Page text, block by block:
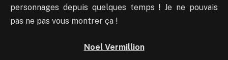
personnages depuis quelques temps ! Je ne pouvais
pas ne pas vous montrer ça !
Noel Vermillion